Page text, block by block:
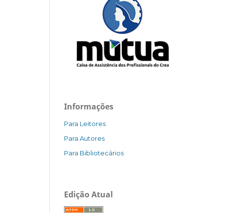
Informações
Para Leitores
Para Autores
Para Bibliotecários
Edição Atual